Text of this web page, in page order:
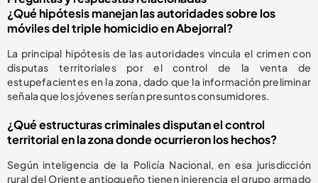
¿Qué hipótesis manejan las autoridades sobre los
móviles del triple homicidio en Abejorral?
La principal hipótesis de las autoridades vincula el crimen con
disputas territoriales por el control de la venta de
estupefacientes en la zona, dado que la información preliminar
señala que los jóvenes serían presuntos consumidores.
¿Qué estructuras criminales disputan el control
territorial en la zona donde ocurrieron los hechos?
Según inteligencia de la Policía Nacional, en esa jurisdicción
rural del Oriente antioqueño tienen injerencia el grupo armado